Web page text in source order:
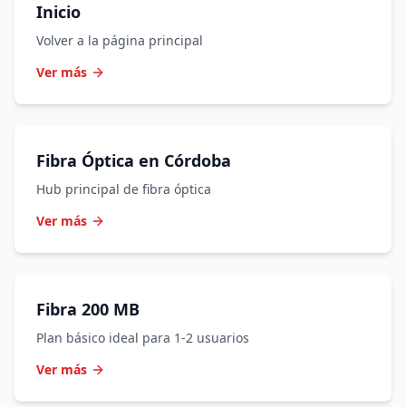
Inicio
Volver a la página principal
Ver más
Fibra Óptica en Córdoba
Hub principal de fibra óptica
Ver más
Fibra 200 MB
Plan básico ideal para 1-2 usuarios
Ver más